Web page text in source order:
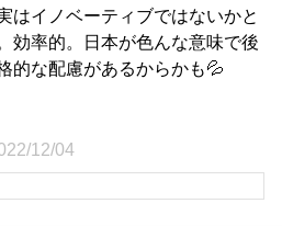
はイノベーティブではないかと
効率的。日本が色んな意味で後
的な配慮があるからかも💦
12/04